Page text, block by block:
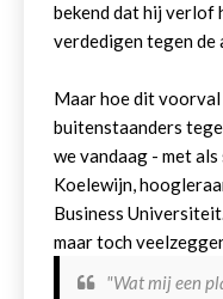
bekend dat hij verlof
verdedigen tegen de
Maar hoe dit voorval
buitenstaanders
we vandaag - met
Koelewijn,
Business
maar toch
"Wat mij een